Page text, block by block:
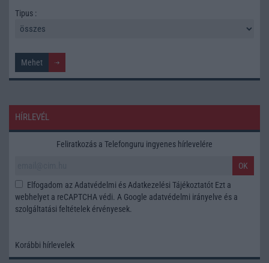
Tipus :
HÍRLEVÉL
Feliratkozás a Telefonguru ingyenes hírlevelére
OK
Elfogadom az Adatvédelmi és Adatkezelési Tájékoztatót Ezt a
webhelyet a reCAPTCHA védi. A Google adatvédelmi irányelve és a
szolgáltatási feltételek érvényesek.
Korábbi hírlevelek